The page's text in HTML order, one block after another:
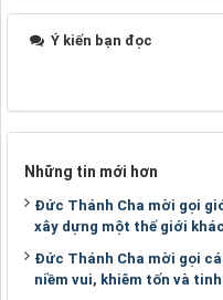
Ý kiến bạn đọc
Những tin mới hơn
Đức Thánh Cha mời gọi
xây dựng một thế giới khác
Đức Thánh Cha mời gọi
niềm vui, khiêm tốn và